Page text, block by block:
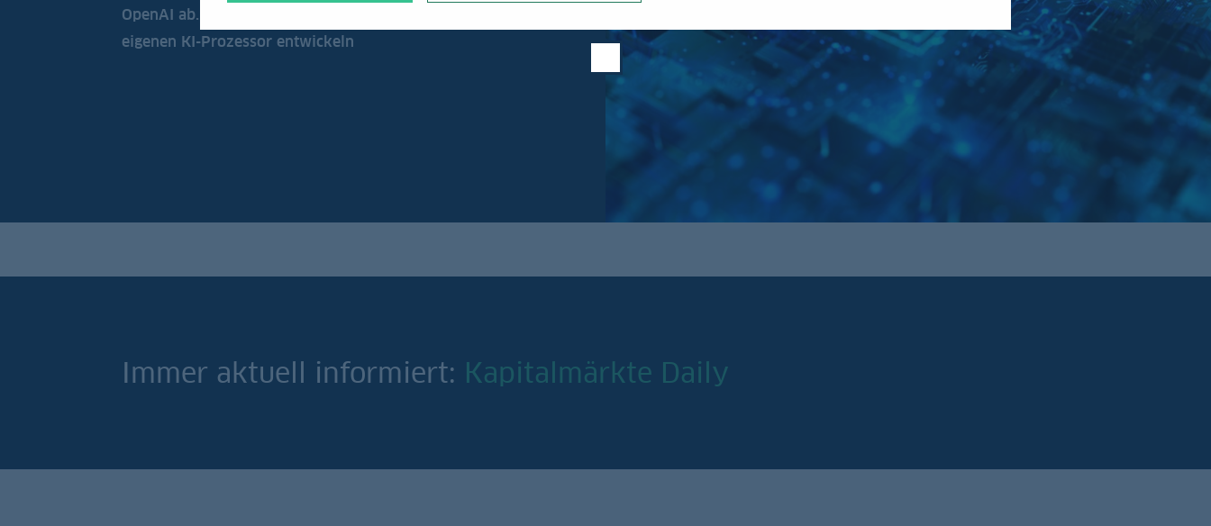
OpenAI ab. Der Entwickler von ChatGPT möchte einen
eigenen KI-Prozessor entwickeln
Immer aktuell informiert: Kapitalmärkte Daily